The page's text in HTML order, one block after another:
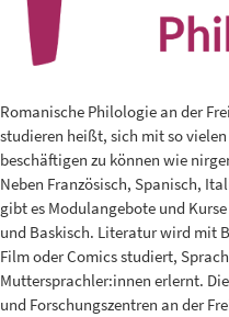
Romanische Philologie an der
studieren heißt, sich mit so
beschäftigen zu können wie
Neben Französisch, Spanisch,
gibt es Modulangebote und
und Baskisch. Literatur wird mit
Film oder Comics studiert,
Muttersprachler:innen erlernt.
und Forschungszentren an der